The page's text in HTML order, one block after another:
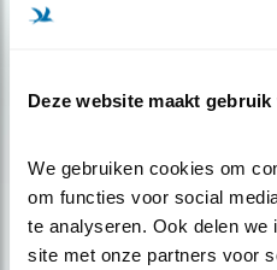
Deze website maakt
We gebruiken cookies om
om functies voor social
te analyseren. Ook delen
site met onze partners voor
Nieuws
Kom in actie voor
Na..